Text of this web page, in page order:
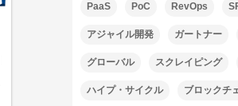
PaaS PoC RevOps
アジャイル開発 ガートナー
グローバル スクレイピング
ハイプ・サイクル ブロックチ